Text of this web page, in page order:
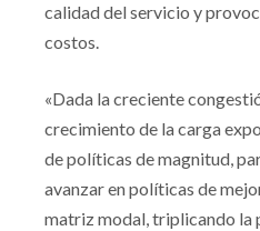
calidad del servicio y
costos.
«Dada la creciente
crecimiento de la carga
de políticas de magnitud,
avanzar en políticas de
matriz modal, triplicando la